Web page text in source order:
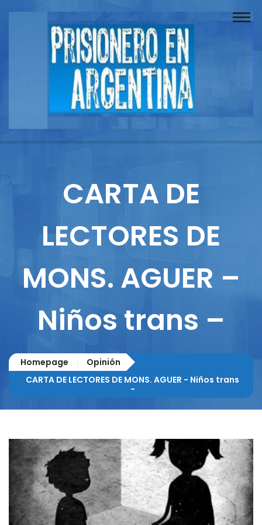
Buscador
Documentos
Columnistas
CARTA DE
LECTORES DE
MONS. AGUER –
Niños trans –
Homepage
Opinión
CARTA DE LECTORES DE MONS. AGUER - Niños trans
-